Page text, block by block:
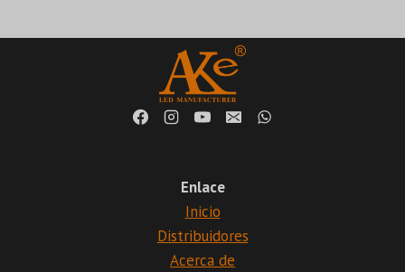
Enlace
Inicio
Distribuidores
Acerca de